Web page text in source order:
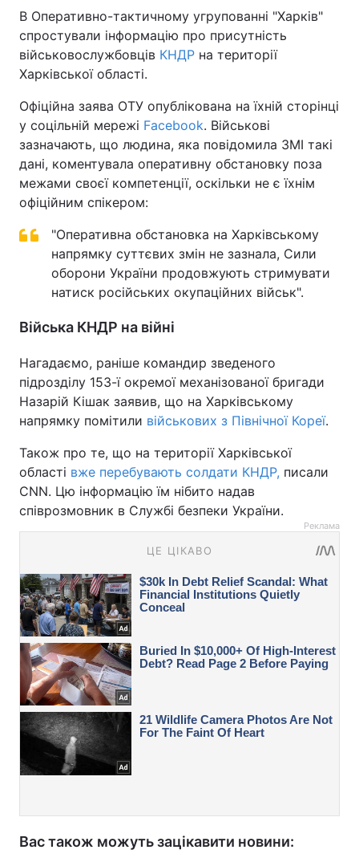
В Оперативно-тактичному угрупованні "Харків"
спростували інформацію про присутність
військовослужбовців КНДР на території
Харківської області.
Офіційна заява ОТУ опублікована на їхній сторінці
у соцільній мережі Facebook. Військові
зазначають, що людина, яка повідомила ЗМІ такі
дані, коментувала оперативну обстановку поза
межами своєї компетенції, оскільки не є їхнім
офіційним спікером:
"Оперативна обстановка на Харківському
напрямку суттєвих змін не зазнала, Сили
оборони України продовжують стримувати
натиск російських окупаційних військ".
Війська КНДР на війні
Нагадаємо, раніше командир зведеного
підрозділу 153-ї окремої механізованої бригади
Назарій Кішак заявив, що на Харківському
напрямку помітили військових з Північної Кореї.
Також про те, що на території Харківської
області вже перебувають солдати КНДР, писали
CNN. Цю інформацію їм нібито надав
співрозмовник в Службі безпеки України.
Реклама
Вас також можуть зацікавити новини: